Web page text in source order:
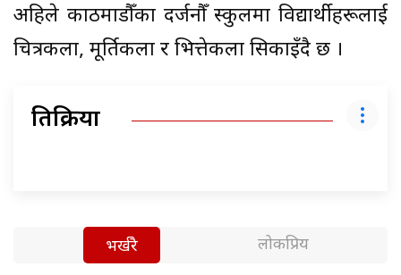
अहिले काठमाडौँका दर्जनौँ स्कुलमा विद्यार्थीहरूलाई
चित्रकला, मूर्तिकला र भित्तेकला सिकाइँदै छ ।
प्रतिक्रिया
भर्खरै लोकप्रिय